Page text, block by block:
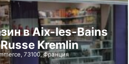
в Aix-les-Bains
Kremlin
73100, Франция